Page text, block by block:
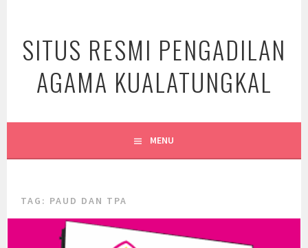
content
SITUS RESMI PENGADILAN
AGAMA KUALATUNGKAL
MENU
TAG: PAUD DAN TPA